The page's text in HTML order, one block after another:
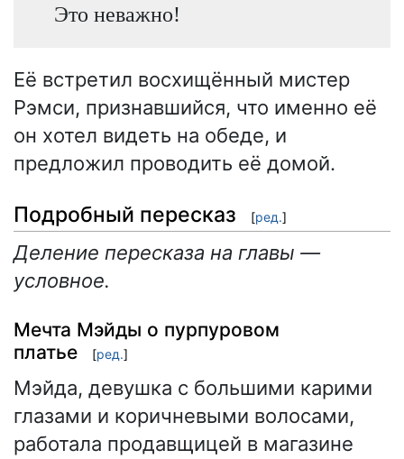
Это неважно!
Её встретил восхищённый мистер
Рэмси, признавшийся, что именно её
он хотел видеть на обеде, и
предложил проводить её домой.
Подробный пересказ [ред.]
Деление пересказа на главы —
условное.
Мечта Мэйды о пурпуровом
платье
[ред.]
Мэйда, девушка с большими карими
глазами и коричневыми волосами,
работала продавщицей в магазине